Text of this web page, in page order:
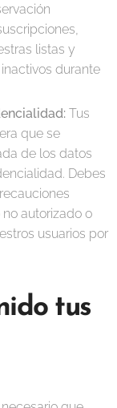
listas y
durante
Tus
que se
de los datos
Debes
autorizado o
usuarios por
tus